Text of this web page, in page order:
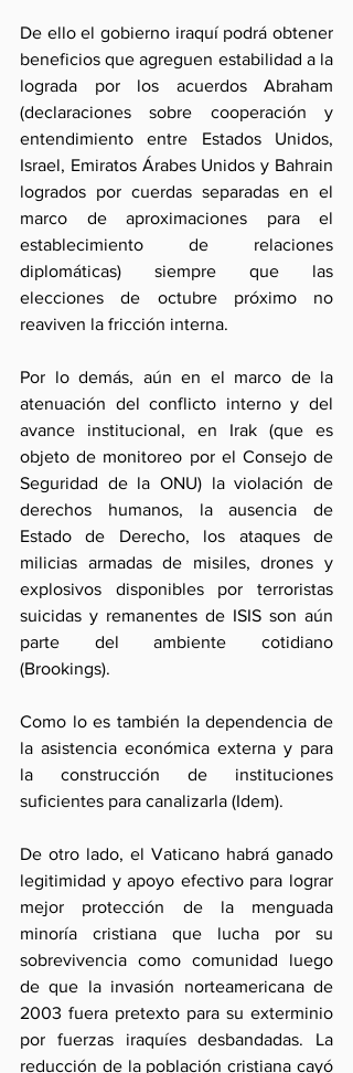
De ello el gobierno iraquí podrá obtener
beneficios que agreguen estabilidad a la
lograda por los acuerdos Abraham
(declaraciones sobre cooperación y
entendimiento entre Estados Unidos,
Israel, Emiratos Árabes Unidos y Bahrain
logrados por cuerdas separadas en el
marco de aproximaciones para el
establecimiento de relaciones
diplomáticas) siempre que las
elecciones de octubre próximo no
reaviven la fricción interna.
Por lo demás, aún en el marco de la
atenuación del conflicto interno y del
avance institucional, en Irak (que es
objeto de monitoreo por el Consejo de
Seguridad de la ONU) la violación de
derechos humanos, la ausencia de
Estado de Derecho, los ataques de
milicias armadas de misiles, drones y
explosivos disponibles por terroristas
suicidas y remanentes de ISIS son aún
parte del ambiente cotidiano
(Brookings).
Como lo es también la dependencia de
la asistencia económica externa y para
la construcción de instituciones
suficientes para canalizarla (Idem).
De otro lado, el Vaticano habrá ganado
legitimidad y apoyo efectivo para lograr
mejor protección de la menguada
minoría cristiana que lucha por su
sobrevivencia como comunidad luego
de que la invasión norteamericana de
2003 fuera pretexto para su exterminio
por fuerzas iraquíes desbandadas. La
reducción de la población cristiana cayó